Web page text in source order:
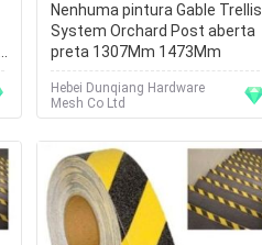
Nenhuma pintura Gable Trellis
System Orchard Post aberta
preta 1307Mm 1473Mm
Hebei Dunqiang Hardware
Mesh Co Ltd